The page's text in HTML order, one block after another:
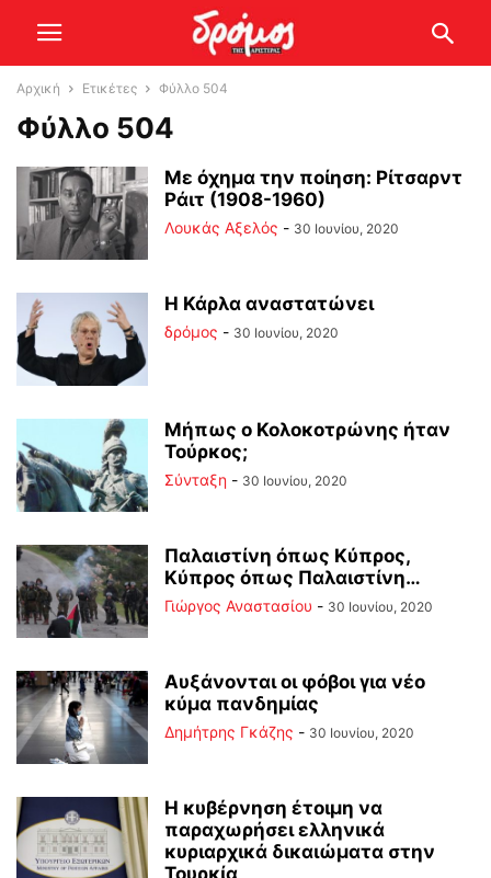
Αρχική Ετικέτες Φύλλο 504
Φύλλο 504
Με όχημα την ποίηση: Ρίτσαρντ
Ράιτ (1908-1960)
Λουκάς Αξελός - 30 Ιουνίου, 2020
Η Κάρλα αναστατώνει
δρόμος - 30 Ιουνίου, 2020
Μήπως ο Κολοκοτρώνης ήταν
Τούρκος;
Σύνταξη - 30 Ιουνίου, 2020
Παλαιστίνη όπως Κύπρος,
Κύπρος όπως Παλαιστίνη…
Γιώργος Αναστασίου - 30 Ιουνίου, 2020
Αυξάνονται οι φόβοι για νέο
κύμα πανδημίας
Δημήτρης Γκάζης - 30 Ιουνίου, 2020
Η κυβέρνηση έτοιμη να
παραχωρήσει ελληνικά
κυριαρχικά δικαιώματα στην
Τουρκία